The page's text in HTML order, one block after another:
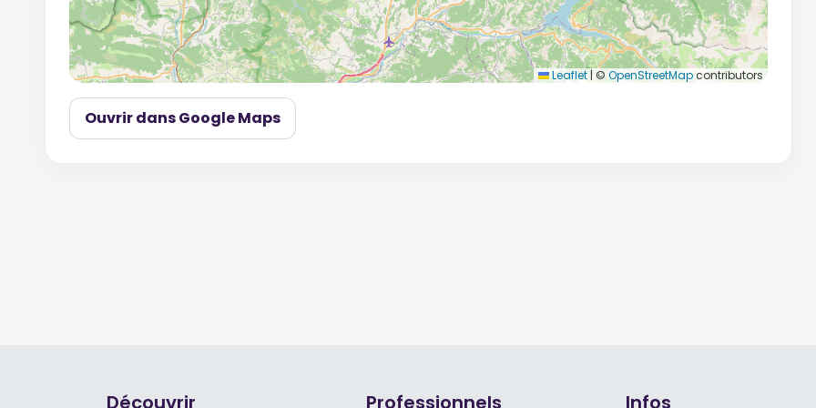
Leaflet |© OpenStreetMapcontributors
Ouvrir dans Google Maps
Découvrir Professionnels Infos